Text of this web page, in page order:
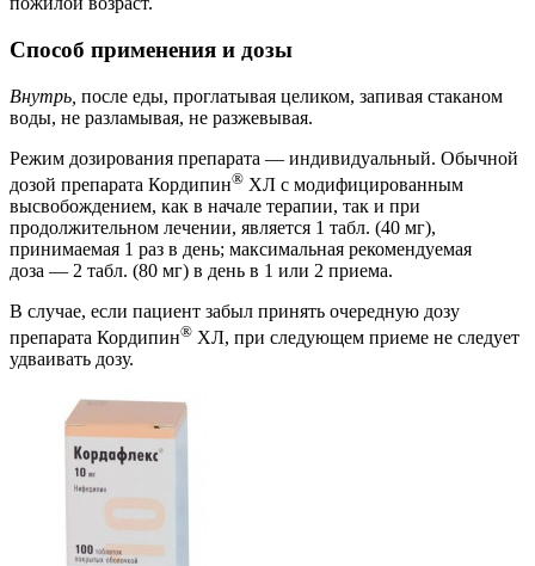
Способ применения и дозы
Внутрь, после еды, проглатывая целиком, запивая стаканом
воды, не разламывая, не разжевывая.
Режим дозирования препарата — индивидуальный. Обычной
дозой препарата Кордипин® ХЛ с модифицированным
высвобождением, как в начале терапии, так и при
продолжительном лечении, является 1 табл. (40 мг),
принимаемая 1 раз в день; максимальная рекомендуемая
доза — 2 табл. (80 мг) в день в 1 или 2 приема.
В случае, если пациент забыл принять очередную дозу
препарата Кордипин® ХЛ, при следующем приеме не следует
удваивать дозу.